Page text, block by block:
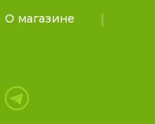
О магазине